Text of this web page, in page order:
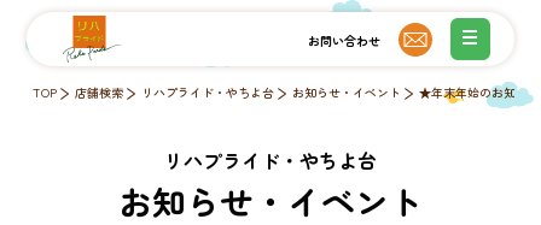
TOP 店舗検索 リハプライド・やちよ台 お知らせ・イベント ★年末年始のお知ら
リハプライド・やちよ台
お知らせ・イベント